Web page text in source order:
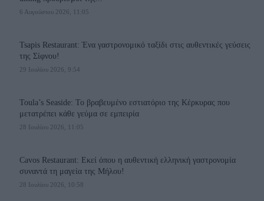
6 Αυγούστου 2026, 11:05
Tsapis Restaurant: Ένα γαστρονομικό ταξίδι στις αυθεντικές γεύσεις
της Σίφνου!
29 Ιουλίου 2026, 9:54
Toula’s Seaside: Το βραβευμένο εστιατόριο της Κέρκυρας που
μετατρέπει κάθε γεύμα σε εμπειρία
28 Ιουλίου 2026, 11:05
Cavos Restaurant: Εκεί όπου η αυθεντική ελληνική γαστρονομία
συναντά τη μαγεία της Μήλου!
28 Ιουλίου 2026, 10:58